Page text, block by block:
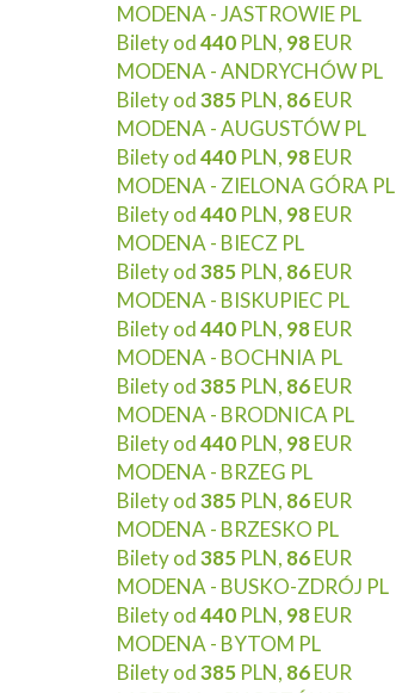
MODENA - JASTROWIE PL
Bilety od440 PLN, 98EUR
MODENA - ANDRYCHÓW PL
Bilety od385 PLN, 86EUR
MODENA - AUGUSTÓW PL
Bilety od440 PLN, 98EUR
MODENA - ZIELONA GÓRA PL
Bilety od440 PLN, 98EUR
MODENA - BIECZ PL
Bilety od385 PLN, 86EUR
MODENA - BISKUPIEC PL
Bilety od440 PLN, 98EUR
MODENA - BOCHNIA PL
Bilety od385 PLN, 86EUR
MODENA - BRODNICA PL
Bilety od440 PLN, 98EUR
MODENA - BRZEG PL
Bilety od385 PLN, 86EUR
MODENA - BRZESKO PL
Bilety od385 PLN, 86EUR
MODENA - BUSKO-ZDRÓJ PL
Bilety od440 PLN, 98EUR
MODENA - BYTOM PL
Bilety od385 PLN, 86EUR